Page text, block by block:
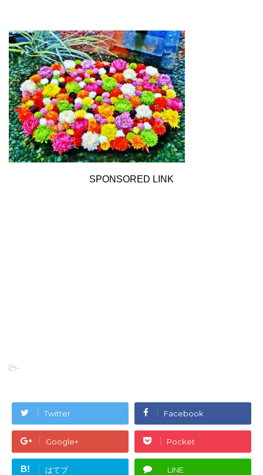
SPONSORED LINK
-
Twitter Facebook
Google+ Pocket
B! はてブ LINE